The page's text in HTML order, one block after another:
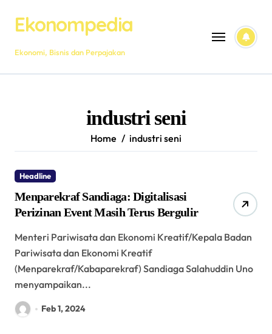
contentEkonompedia
Ekonomi, Bisnis dan Perpajakan
industri seni
Home industri seni
Headline
Menparekraf Sandiaga: Digitalisasi
Perizinan Event Masih Terus Bergulir
Menteri Pariwisata dan Ekonomi Kreatif/Kepala Badan
Pariwisata dan Ekonomi Kreatif
(Menparekraf/Kabaparekraf) Sandiaga Salahuddin Uno
menyampaikan...
Feb 1, 2024